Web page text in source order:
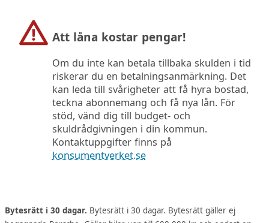
Att låna kostar pengar!
Om du inte kan betala tillbaka skulden i tid
riskerar du en betalningsanmärkning. Det
kan leda till svårigheter att få hyra bostad,
teckna abonnemang och få nya lån. För
stöd, vänd dig till budget- och
skuldrådgivningen i din kommun.
Kontaktuppgifter finns på
konsumentverket.se
Bytesrätt i 30 dagar. Bytesrätt i 30 dagar. Bytesrätt gäller ej